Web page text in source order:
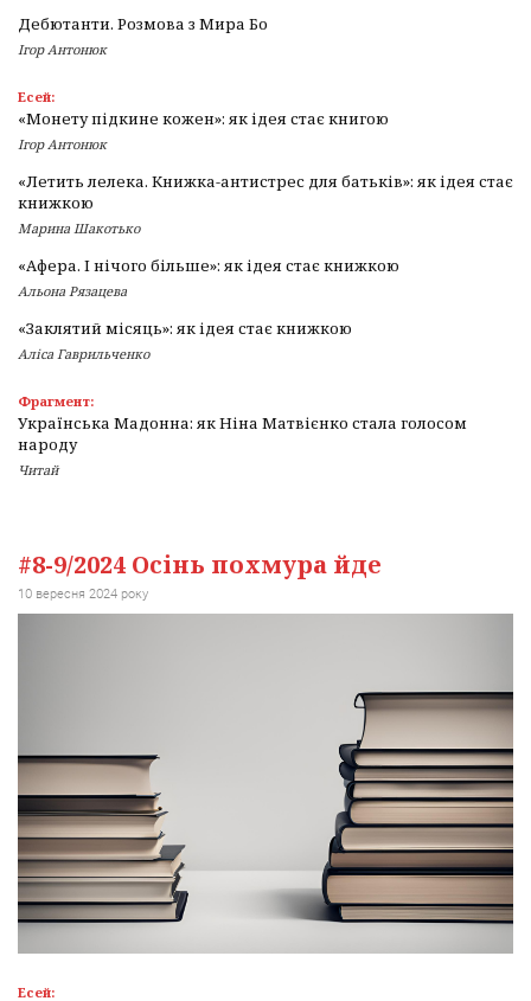
Дебютанти. Розмова з Мира Бо
Ігор Антонюк
Есей:
«Монету підкине кожен»: як ідея стає книгою
Ігор Антонюк
«Летить лелека. Книжка-антистрес для батьків»: як ідея стає
книжкою
Марина Шакотько
«Афера. І нічого більше»: як ідея стає книжкою
Альона Рязацева
«Заклятий місяць»: як ідея стає книжкою
Аліса Гаврильченко
Фрагмент:
Українська Мадонна: як Ніна Матвієнко стала голосом
народу
Читай
#8-9/2024 Осінь похмура йде
10 вересня 2024 року
Есей: